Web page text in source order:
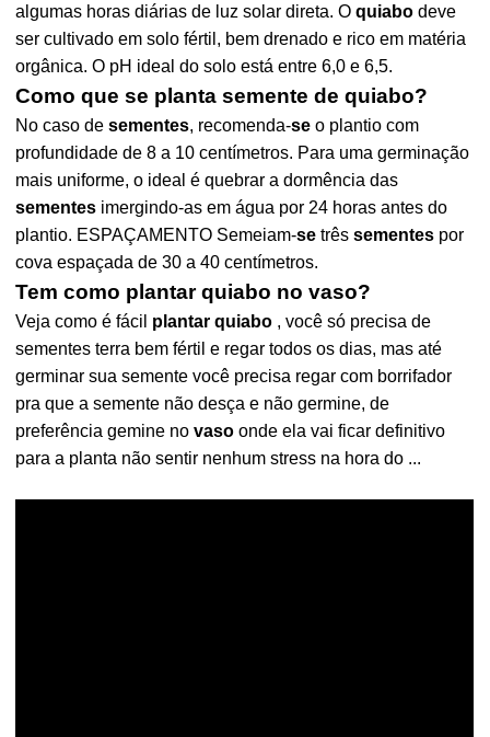
algumas horas diárias de luz solar direta. Oquiabo deve
ser cultivado em solo fértil, bem drenado e rico em matéria
orgânica. O pH ideal do solo está entre 6,0 e 6,5.
Como que se planta semente de quiabo?
No caso desementes, recomenda-se o plantio com
profundidade de 8 a 10 centímetros. Para uma germinação
mais uniforme, o ideal é quebrar a dormência das
sementes imergindo-as em água por 24 horas antes do
plantio. ESPAÇAMENTO Semeiam-se trêssementes por
cova espaçada de 30 a 40 centímetros.
Tem como plantar quiabo no vaso?
Veja como é fácil plantar quiabo , você só precisa de
sementes terra bem fértil e regar todos os dias, mas até
germinar sua semente você precisa regar com borrifador
pra que a semente não desça e não germine, de
preferência gemine novaso onde ela vai ficar definitivo
para a planta não sentir nenhum stress na hora do ...